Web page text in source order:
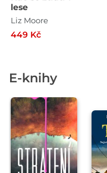
lese
Liz Moore
449 Kč
E-knihy